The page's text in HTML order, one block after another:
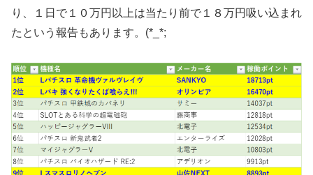
り、１日で１０万円以上は当たり前で１８万円吸い込まれ
たという報告もあります。(*_*;